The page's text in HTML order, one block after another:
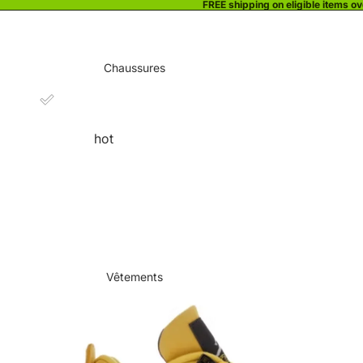
FREE shipping on eligible items
Chaussures
hot
Vêtements